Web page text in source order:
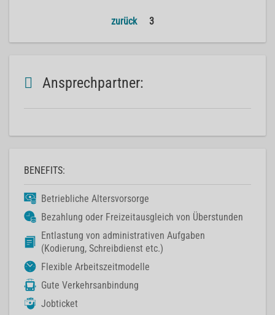
zurück 3
Ansprechpartner:
BENEFITS:
Betriebliche Altersvorsorge
Bezahlung oder Freizeitausgleich von Überstunden
Entlastung von administrativen Aufgaben
(Kodierung, Schreibdienst etc.)
Flexible Arbeitszeitmodelle
Gute Verkehrsanbindung
Jobticket